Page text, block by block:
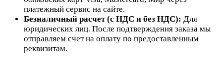
платежный сервис на сайте.
Безналичный расчет (с НДС и без НДС): Для
юридических лиц. После подтверждения заказа мы
отправляем счет на оплату по предоставленным
реквизитам.